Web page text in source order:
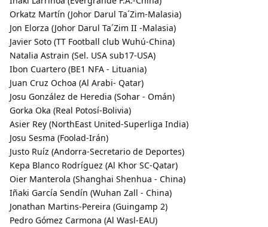
Orkatz Martín (Johor Darul Ta´Zim-Malasia)
Jon Elorza (Johor Darul Ta´Zim II -Malasia)
Javier Soto (TT Football club Wuhú-China)
Natalia Astrain (Sel. USA sub17-USA)
Ibon Cuartero (BE1 NFA - Lituania)
Juan Cruz Ochoa (Al Arabi- Qatar)
Josu González de Heredia (Sohar - Omán)
Gorka Oka (Real Potosí-Bolivia)
Asier Rey (NorthEast United-Superliga India)
Josu Sesma (Foolad-Irán)
Justo Ruíz (Andorra-Secretario de Deportes)
Kepa Blanco Rodríguez (Al Khor SC-Qatar)
Oier Manterola (Shanghai Shenhua - China)
Iñaki García Sendín (Wuhan Zall - China)
Jonathan Martins-Pereira (Guingamp 2)
Pedro Gómez Carmona (Al Wasl-EAU)